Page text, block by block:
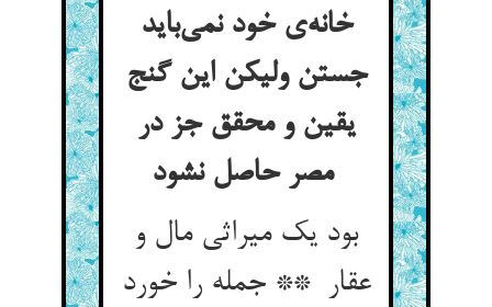
خانه‌ی خود نمی‌باید
جستن ولیکن این گنج
یقین و محقق جز در
مصر حاصل نشود
بود یک میراثی مال و
عقار ** جمله را خورد